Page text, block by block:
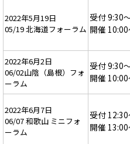
2022年5月19日
05/19 北海道フォーラム
受付 9:30
開催 10:00
2022年6月2日
06/02山陰（島根）フォ
ーラム
受付 9:30
開催 10:00
2022年6月7日
06/07 和歌山 ミニフォ
ーラム
受付 12:30
開催 13:00